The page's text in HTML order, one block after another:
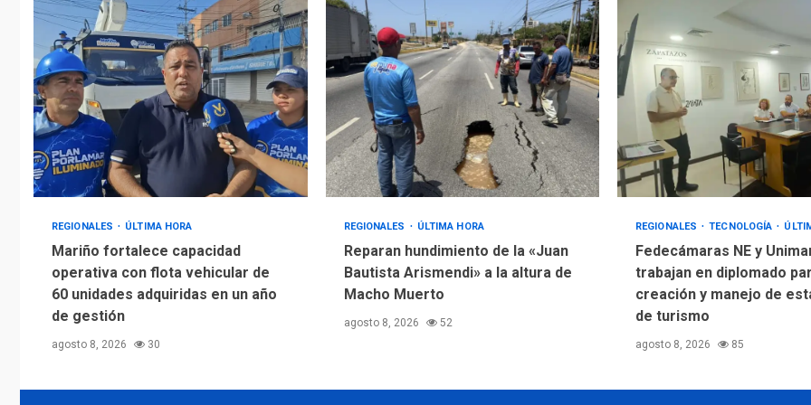
REGIONALES ÚLTIMA HORA
Mariño fortalece capacidad
operativa con flota vehicular de
60 unidades adquiridas en un año
de gestión
agosto 8, 2026 30
REGIONALES ÚLTIMA HORA
Reparan hundimiento de la «Juan
Bautista Arismendi» a la altura de
Macho Muerto
agosto 8, 2026 52
REGIONALES TECNOLOGÍA
Fedecámaras NE y
trabajan en diplomado
creación y manejo de
de turismo
agosto 8, 2026 85